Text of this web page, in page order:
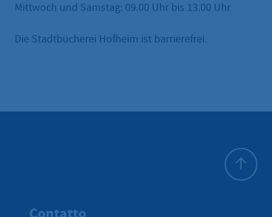
Mittwoch und Samstag: 09.00 Uhr bis 13.00 Uhr
Die Stadtbücherei Hofheim ist barrierefrei.